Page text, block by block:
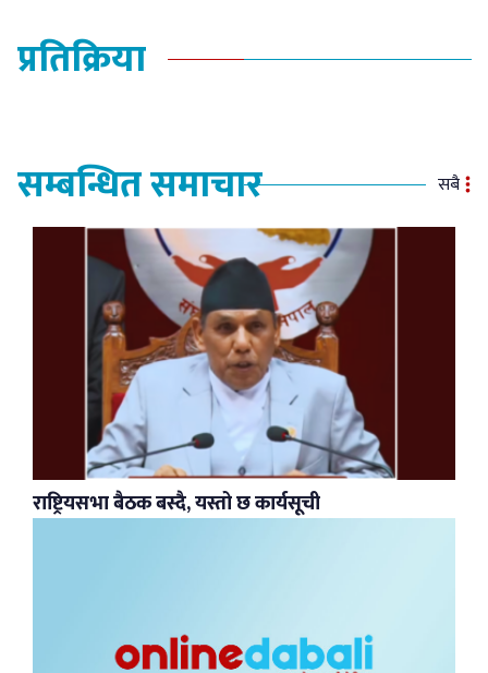
प्रतिक्रिया
सम्बन्धित समाचार सबै
राष्ट्रियसभा बैठक बस्दै, यस्तो छ कार्यसूची